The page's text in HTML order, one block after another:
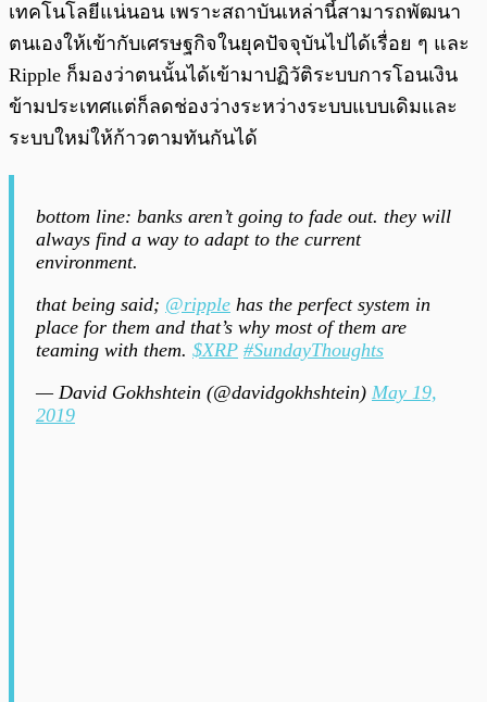
เทคโนโลยีแน่นอน เพราะสถาบันเหล่านี้สามารถพัฒนา
ตนเองให้เข้ากับเศรษฐกิจในยุคปัจจุบันไปได้เรื่อย ๆ และ
Ripple ก็มองว่าตนนั้นได้เข้ามาปฏิวัติระบบการโอนเงิน
ข้ามประเทศแต่ก็ลดช่องว่างระหว่างระบบแบบเดิมและ
ระบบใหม่ให้ก้าวตามทันกันได้
bottom line: banks aren’t going to fade out. they will
always find a way to adapt to the current
environment.
that being said; @ripple has the perfect system in
place for them and that’s why most of them are
teaming with them. $XRP #SundayThoughts
— David Gokhshtein (@davidgokhshtein) May 19,
2019